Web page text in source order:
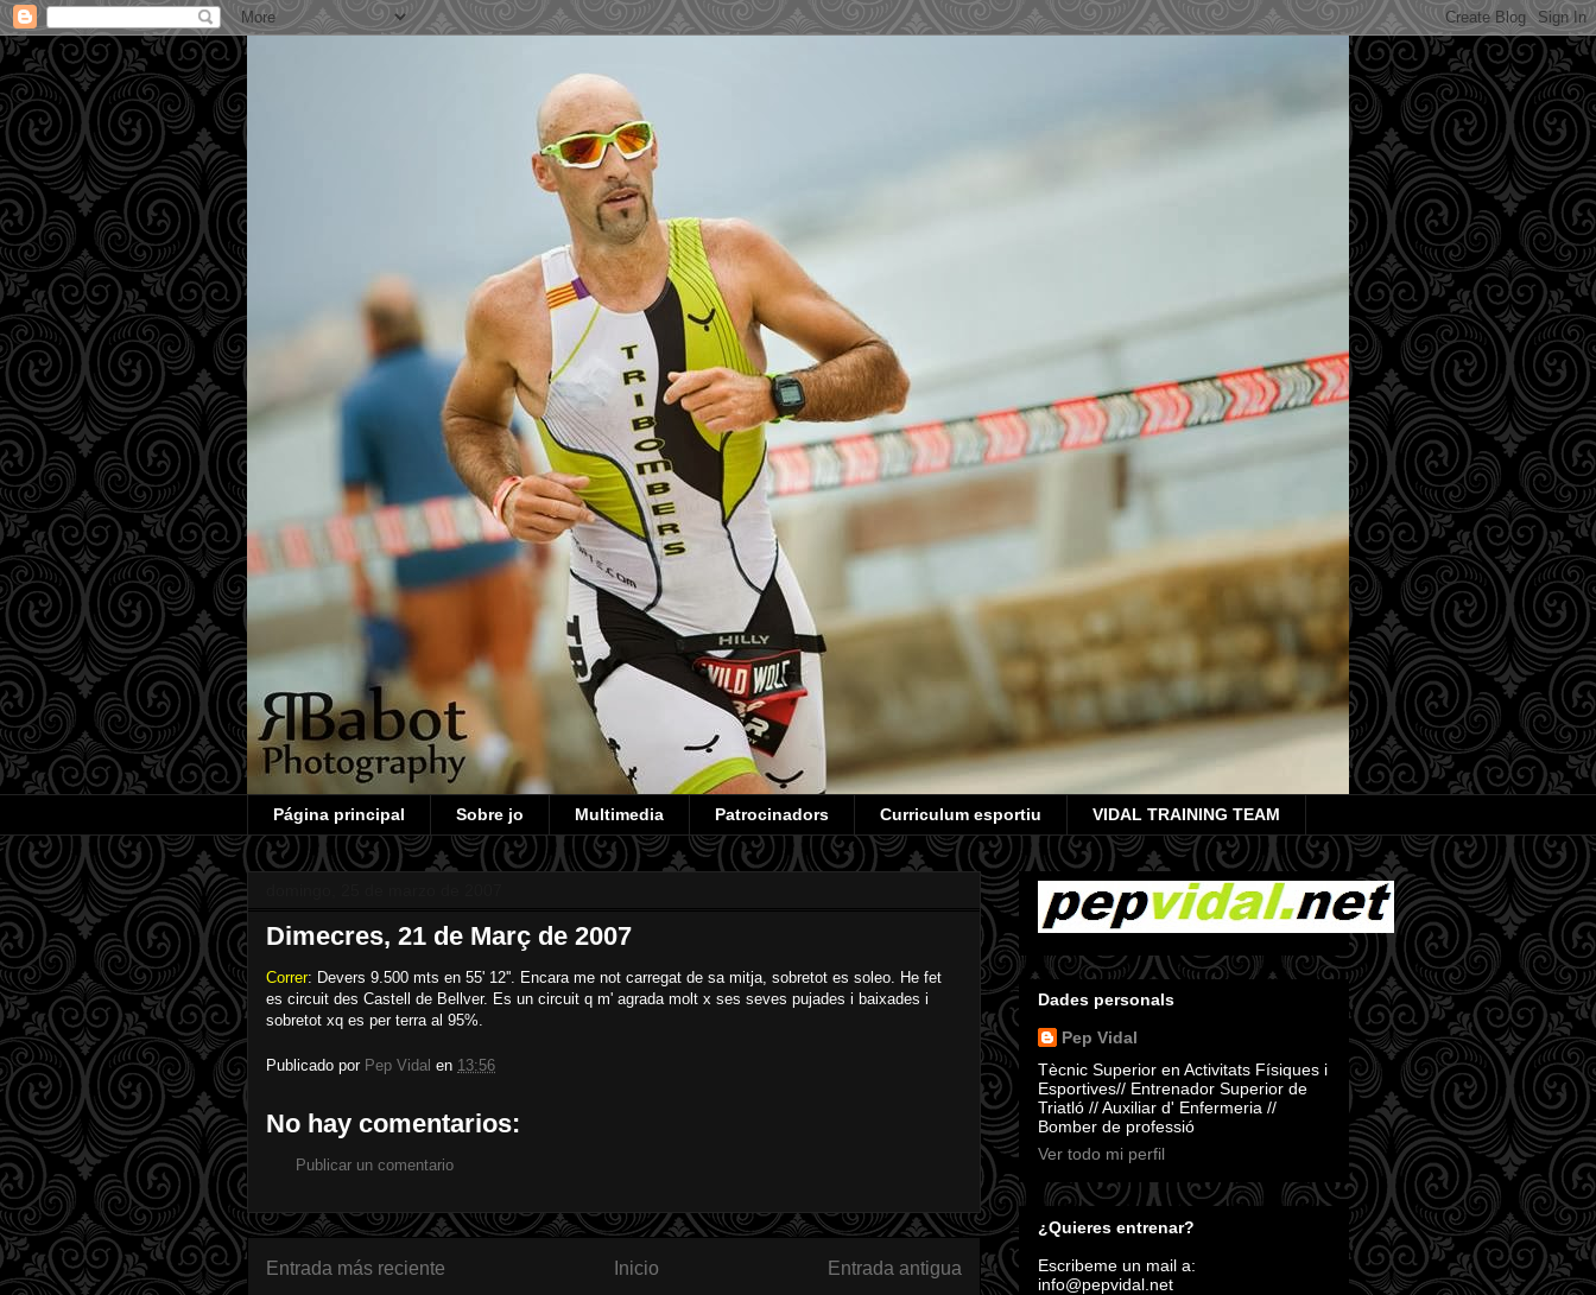
Página principal Sobre jo Multimedia Patrocinadors Curriculum esportiu VIDAL TRAINING TEAM
Dimecres, 21 de Març de 2007
Correr: Devers 9.500 mts en 55' 12''. Encara me not carregat de sa mitja, sobretot es soleo. He fet
es circuit des Castell de Bellver. Es un circuit q m' agrada molt x ses seves pujades i baixades i
sobretot xq es per terra al 95%.
Publicado por Pep Vidal en 13:56
No hay comentarios:
Publicar un comentario
Entrada más reciente Entrada antigua
Inicio
Dades personals
Pep Vidal
Tècnic Superior en Activitats Físiques i
Esportives// Entrenador Superior de
Triatló // Auxiliar d' Enfermeria //
Bomber de professió
Ver todo mi perfil
¿Quieres entrenar?
Escribeme un mail a:
info@pepvidal.net